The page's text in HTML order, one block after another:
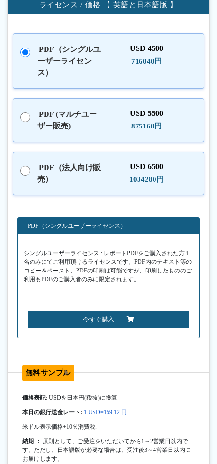
ライセンス / 価格 【 英語と日本語版 】
PDF（シングルユ
ーザーライセン
ス）
USD 4500
716040円
PDF (マルチユー
ザー販売)
USD 5500
875160円
PDF（法人向け販
売）
USD 6500
1034280円
PDF（シングルユーザーライセンス）
シングルユーザーライセンス : レポートPDFをご購入された方１
名のみにてご利用頂けるライセンスです。PDF内のテキスト等の
コピー＆ペースト、PDFの印刷は可能ですが、印刷したもののご
利用もPDFのご購入者のみに限定されます。
今すぐ購入
無料サンプル
価格表記: USDを日本円(税抜)に換算
本日の銀行送金レート: 1 USD=159.12 円
米ドル表示価格+10％消費税.
納期 ： 原則として、ご受注をいただいてから1～2営業日以内で
す。ただし、日本語版が必要な場合は、受注後3～4営業日以内に
お届けします。